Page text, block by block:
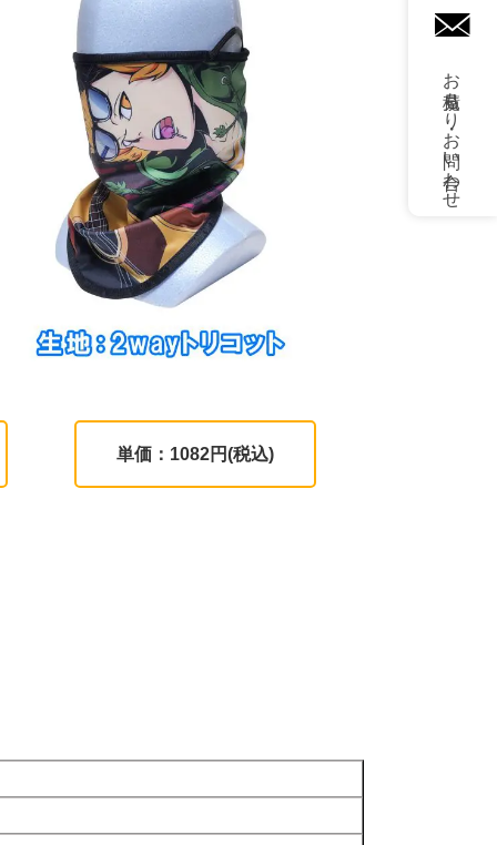
単価：1082円(税込)
mail
お見積もり・お問い合わせ